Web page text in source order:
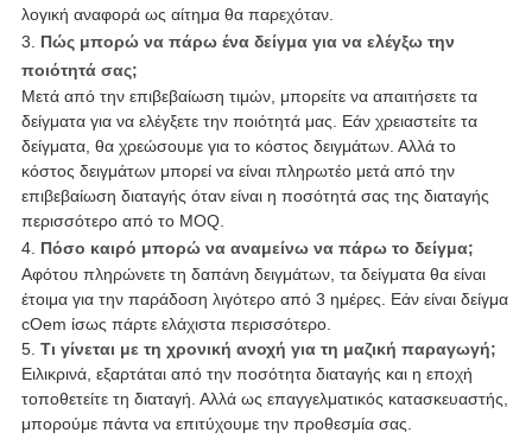
λογική αναφορά ως αίτημα θα παρεχόταν.
3. Πώς μπορώ να πάρω ένα δείγμα για να ελέγξω την
ποιότητά σας;
Μετά από την επιβεβαίωση τιμών, μπορείτε να απαιτήσετε τα
δείγματα για να ελέγξετε την ποιότητά μας. Εάν χρειαστείτε τα
δείγματα, θα χρεώσουμε για το κόστος δειγμάτων. Αλλά το
κόστος δειγμάτων μπορεί να είναι πληρωτέο μετά από την
επιβεβαίωση διαταγής όταν είναι η ποσότητά σας της διαταγής
περισσότερο από το MOQ.
4. Πόσο καιρό μπορώ να αναμείνω να πάρω το δείγμα;
Αφότου πληρώνετε τη δαπάνη δειγμάτων, τα δείγματα θα είναι
έτοιμα για την παράδοση λιγότερο από 3 ημέρες. Εάν είναι δείγμα
cOem ίσως πάρτε ελάχιστα περισσότερο.
5. Τι γίνεται με τη χρονική ανοχή για τη μαζική παραγωγή;
Ειλικρινά, εξαρτάται από την ποσότητα διαταγής και η εποχή
τοποθετείτε τη διαταγή. Αλλά ως επαγγελματικός κατασκευαστής,
μπορούμε πάντα να επιτύχουμε την προθεσμία σας.